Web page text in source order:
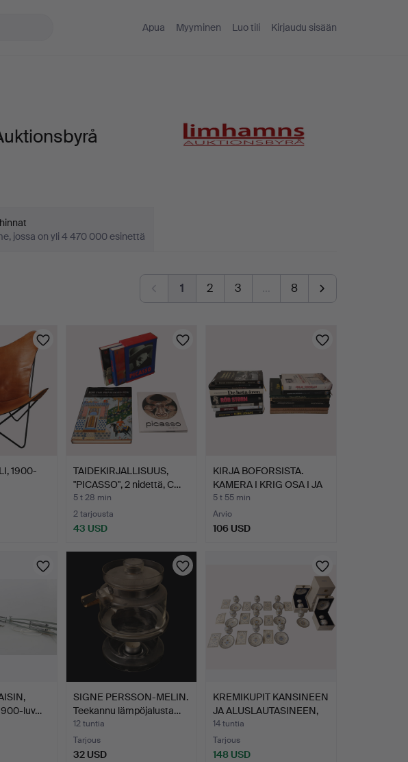
Apua Myyminen Luo tili Kirjaudu sisään
jossa on yli 4 470 000 esinettä
1 2 3 … 8
1900-
TAIDEKIRJALLISUUS,
"PICASSO", 2 nidettä, C…
5 t 28 min
2 tarjousta
43 USD
KIRJA BOFORSISTA.
KAMERA I KRIG OSA I JA
I…
5 t 55 min
Arvio
106 USD
luv…
SIGNE PERSSON-MELIN.
Teekannu lämpöjalusta…
12 tuntia
Tarjous
32 USD
KREMIKUPIT KANSINEEN
JA ALUSLAUTASINEEN,
S…
14 tuntia
Tarjous
148 USD